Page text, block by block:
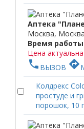
Аптека
Москва,
Время
Цена
phone ВЫЗОВ directions
Колдрекс
простуде и
порошок, 10